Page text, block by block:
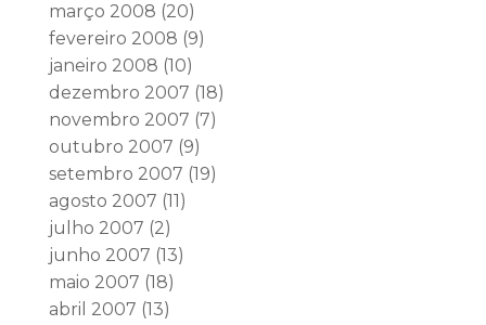
março 2008 (20)
fevereiro 2008 (9)
janeiro 2008 (10)
dezembro 2007 (18)
novembro 2007 (7)
outubro 2007 (9)
setembro 2007 (19)
agosto 2007 (11)
julho 2007 (2)
junho 2007 (13)
maio 2007 (18)
abril 2007 (13)